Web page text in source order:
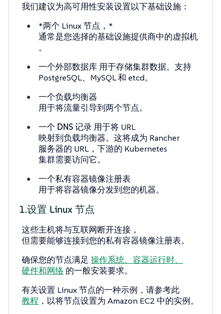
我们建议为高可用性安装设置以下基础设施：
*两个 Linux 节点，*
通常是您选择的基础设施提供商中的虚拟机
。
一个外部数据库 用于存储集群数据。支持
PostgreSQL、MySQL 和 etcd。
一个负载均衡器
用于将流量引导到两个节点。
一个 DNS 记录 用于将 URL
映射到负载均衡器。这将成为 Rancher
服务器的 URL，下游的 Kubernetes
集群需要访问它。
一个私有容器镜像注册表
用于将容器镜像分发到您的机器。
1.设置 Linux 节点
这些主机将与互联网断开连接，
但需要能够连接到您的私有容器镜像注册表。
确保您的节点满足操作系统、容器运行时、
硬件和网络 的一般安装要求。
有关设置 Linux 节点的一种示例，请参考此
教程 ，以将节点设置为 Amazon EC2 中的实例。